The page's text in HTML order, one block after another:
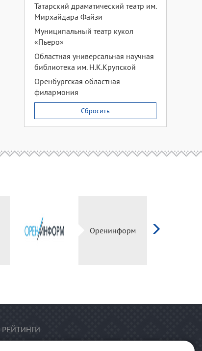
Татарский драматический театр им.
Мирхайдара Файзи
Муниципальный театр кукол
«Пьеро»
Областная универсальная научная
библиотека им. Н.К.Крупской
Оренбургская областная
филармония
Сбросить
Оренинформ
РЕЙТИНГИ